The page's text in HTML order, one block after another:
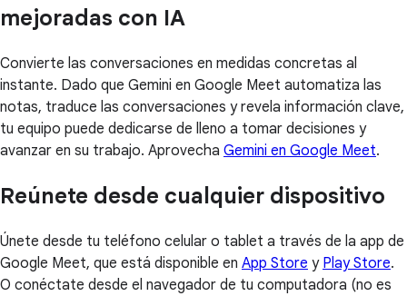
mejoradas con IA
Convierte las conversaciones en medidas concretas al
instante. Dado que Gemini en Google Meet automatiza las
notas, traduce las conversaciones y revela información clave,
tu equipo puede dedicarse de lleno a tomar decisiones y
avanzar en su trabajo. Aprovecha Gemini en Google Meet.
Reúnete desde cualquier dispositivo
Únete desde tu teléfono celular o tablet a través de la app de
Google Meet, que está disponible en App Store y Play Store.
O conéctate desde el navegador de tu computadora (no es